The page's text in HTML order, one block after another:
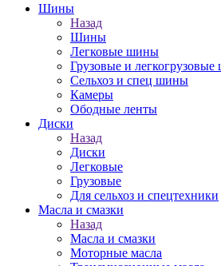
Шины
Назад
Шины
Легковые шины
Грузовые и
Сельхоз и спец шины
Камеры
Ободные ленты
Диски
Назад
Диски
Легковые
Грузовые
Для сельхоз и спецтехники
Масла и смазки
Назад
Масла и смазки
Моторные масла